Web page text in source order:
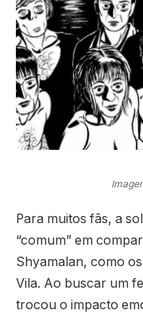
Para muitos fãs, a
“comum” em
Shyamalan, como
Vila. Ao buscar um
trocou o impacto